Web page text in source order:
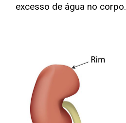
excesso de água no corpo.